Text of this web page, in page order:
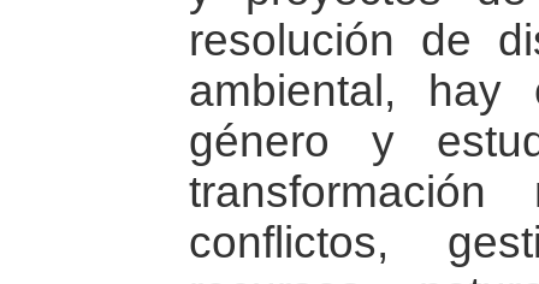
resolución de
ambiental, hay
género y
conflictos,